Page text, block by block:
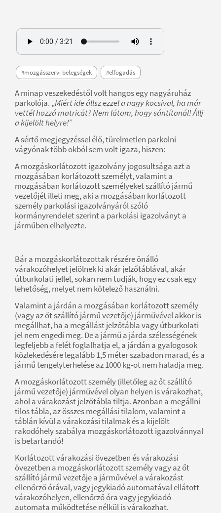
#mozgásszervi betegségek #elfogadás
A minap veszekedéstől volt hangos egy nagyáruház
parkolója. „Miért ide állsz ezzel a nagy kocsival, ha már
vettél hozzá matricát? Nem látom, hogy sántítanál! Állj
a kijelölt helyre!”
A sértő megjegyzéssel élő, türelmetlen parkolni
vágyónak több okból sem volt igaza, hiszen:
A mozgáskorlátozott igazolvány jogosultsága azt a
mozgásában korlátozott személyt, valamint a
mozgásában korlátozott személyeket szállító jármű
vezetőjét illeti meg, aki a mozgásában korlátozott
személy parkolási igazolványáról szóló
kormányrendelet szerint a parkolási igazolványt a
járműben elhelyezte.
Bár a mozgáskorlátozottak részére önálló
várakozóhelyet jelölnek ki akár jelzőtáblával, akár
útburkolati jellel, sokan nem tudják, hogy ez csak egy
lehetőség, melyet nem kötelező használni.
Valamint a járdán a mozgásában korlátozott személy
(vagy az őt szállító jármű vezetője) járművével akkor is
megállhat, ha a megállást jelzőtábla vagy útburkolati
jel nem engedi meg. De a jármű a járda szélességének
legfeljebb a felét foglalhatja el, a járdán a gyalogosok
közlekedésére legalább 1,5 méter szabadon marad, és a
jármű tengelyterhelése az 1000 kg-ot nem haladja meg.
A mozgáskorlátozott személy (illetőleg az őt szállító
jármű vezetője) járművével olyan helyen is várakozhat,
ahol a várakozást jelzőtábla tiltja. Azonban a megállni
tilos tábla, az összes megállási tilalom, valamint a
táblán kívül a várakozási tilalmak és a kijelölt
rakodóhely szabálya mozgáskorlátozott igazolvánnyal
is betartandó!
Korlátozott várakozási övezetben és várakozási
övezetben a mozgáskorlátozott személy vagy az őt
szállító jármű vezetője a járművével a várakozást
ellenőrző órával, vagy jegykiadó automatával ellátott
várakozóhelyen, ellenőrző óra vagy jegykiadó
automata működtetése nélkül is várakozhat.